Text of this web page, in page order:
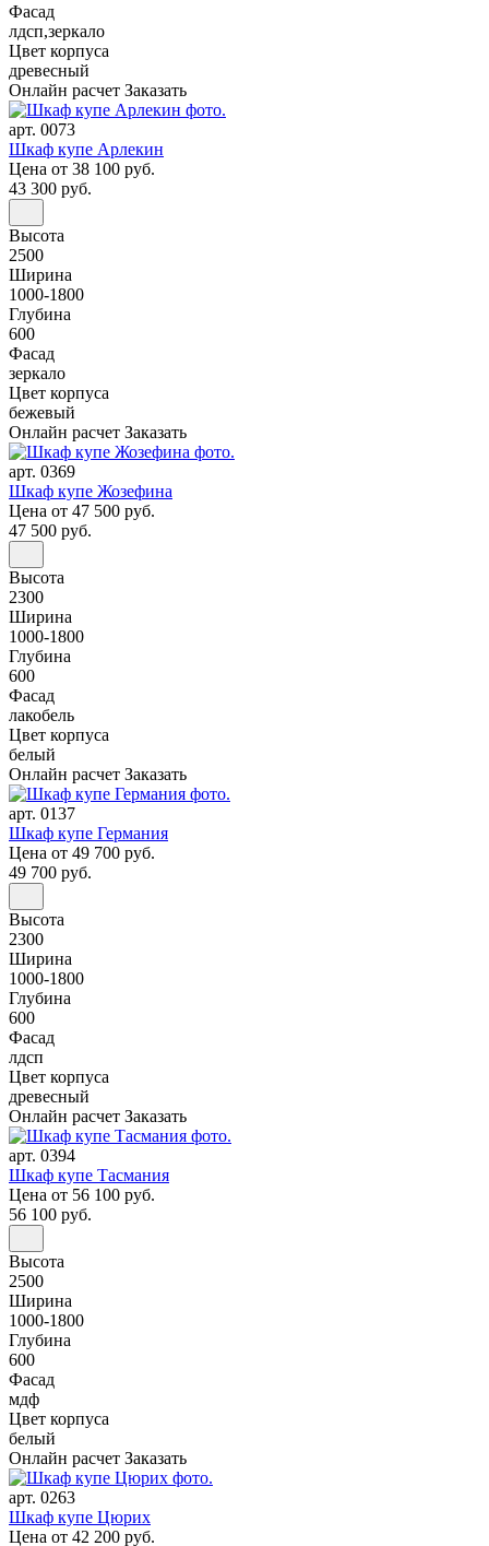
Фасад
лдсп,зеркало
Цвет корпуса
древесный
Онлайн расчет Заказать
арт. 0073
Шкаф купе Арлекин
Цена от 38 100 руб.
43 300 руб.
Высота
2500
Ширина
1000-1800
Глубина
600
Фасад
зеркало
Цвет корпуса
бежевый
Онлайн расчет Заказать
арт. 0369
Шкаф купе Жозефина
Цена от 47 500 руб.
47 500 руб.
Высота
2300
Ширина
1000-1800
Глубина
600
Фасад
лакобель
Цвет корпуса
белый
Онлайн расчет Заказать
арт. 0137
Шкаф купе Германия
Цена от 49 700 руб.
49 700 руб.
Высота
2300
Ширина
1000-1800
Глубина
600
Фасад
лдсп
Цвет корпуса
древесный
Онлайн расчет Заказать
арт. 0394
Шкаф купе Тасмания
Цена от 56 100 руб.
56 100 руб.
Высота
2500
Ширина
1000-1800
Глубина
600
Фасад
мдф
Цвет корпуса
белый
Онлайн расчет Заказать
арт. 0263
Шкаф купе Цюрих
Цена от 42 200 руб.